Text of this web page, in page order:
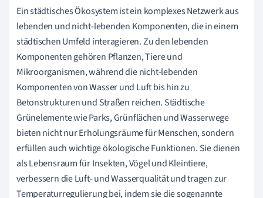
Ein städtisches Ökosystem ist ein komplexes Netzwerk aus
lebenden und nicht-lebenden Komponenten, die in einem
städtischen Umfeld interagieren. Zu den lebenden
Komponenten gehören Pflanzen, Tiere und
Mikroorganismen, während die nicht-lebenden
Komponenten von Wasser und Luft bis hin zu
Betonstrukturen und Straßen reichen. Städtische
Grünelemente wie Parks, Grünflächen und Wasserwege
bieten nicht nur Erholungsräume für Menschen, sondern
erfüllen auch wichtige ökologische Funktionen. Sie dienen
als Lebensraum für Insekten, Vögel und Kleintiere,
verbessern die Luft- und Wasserqualität und tragen zur
Temperaturregulierung bei, indem sie die sogenannte